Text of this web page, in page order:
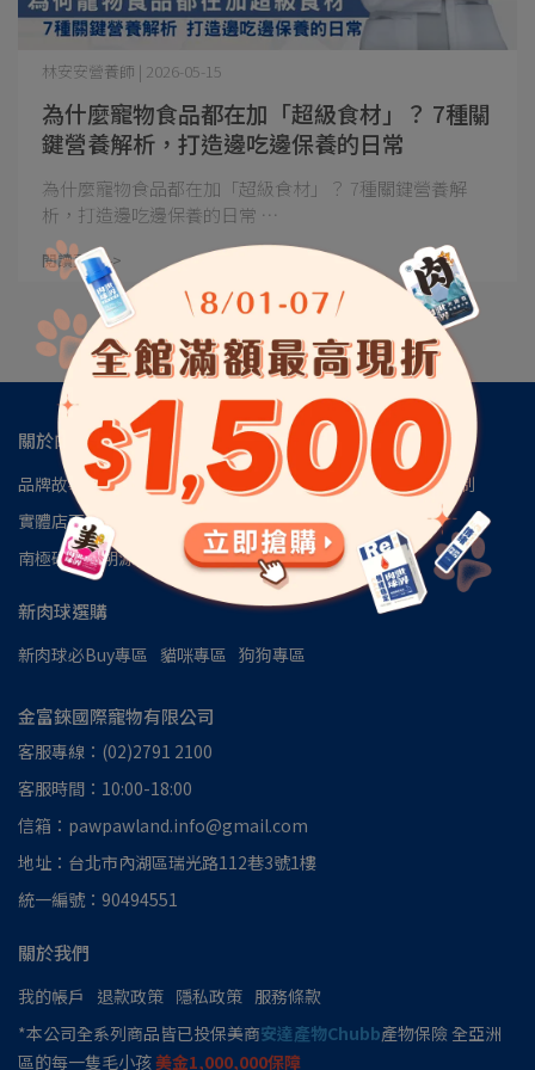
為什麼寵物食品都在加「超級食材」？ 7種關
鍵營養解析，打造邊吃邊保養的日常
林安安營養師 | 2026-05-15
為什麼寵物食品都在加「超級食材」？ 7種關鍵營養解
析，打造邊吃邊保養的日常 ⋯
閱讀更多 ->
關於肉球
品牌故事 肉球會員專區 肉球世界官方LINE 肉球世界訂閱制
實體店面 安心檢驗報告 認識磷蝦油
南極磷蝦油朔源│南極洲48區 見證推薦
新肉球選購
新肉球必Buy專區 貓咪專區 狗狗專區
金富錸國際寵物有限公司
客服專線：(02)2791 2100
客服時間：10:00-18:00
信箱：pawpawland.info@gmail.com
地址：台北市內湖區瑞光路112巷3號1樓
統一編號：90494551
關於我們
我的帳戶 退款政策 隱私政策 服務條款
*本公司全系列商品皆已投保美商安達產物Chubb產物保險 全亞洲
區的每一隻毛小孩美金1,000,000保障